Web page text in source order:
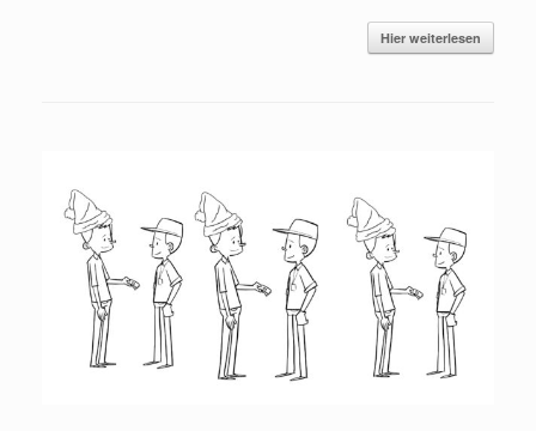
Hier weiterlesen